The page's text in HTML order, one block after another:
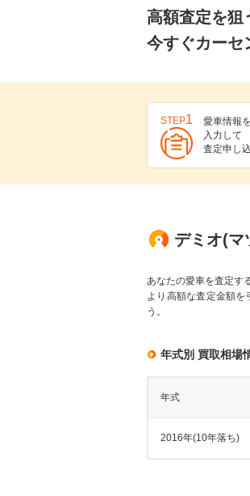
高額査定を狙
今すぐカーセ
STEP1
愛車情報を
入力して
査定申し
デミオ(マ
あなたの愛車を査定す
より高額な査定金額
う。
年式別 買取相場
年式
2016年(10年落ち)